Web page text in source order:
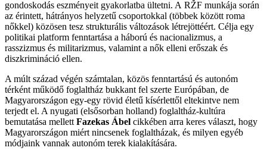
gondoskodás eszményeit gyakorlatba ültetni. A RŽF munkája során
az érintett, hátrányos helyzetű csoportokkal (többek között roma
nőkkel) közösen tesz strukturális változások létrejöttéért. Célja egy
politikai platform fenntartása a háború és nacionalizmus, a
rasszizmus és militarizmus, valamint a nők elleni erőszak és
diszkrimináció ellen.
A múlt század végén számtalan, közös fenntartású és autonóm
térként működő foglaltház bukkant fel szerte Európában, de
Magyarországon egy-egy rövid életű kísérlettől eltekintve nem
terjedt el. A nyugati (elsősorban holland) foglaltház-kultúra
bemutatása mellett Fazekas Ábel cikkében arra keres választ, hogy
Magyarországon miért nincsenek foglaltházak, és milyen egyéb
módjaink vannak autonóm terek kialakítására.